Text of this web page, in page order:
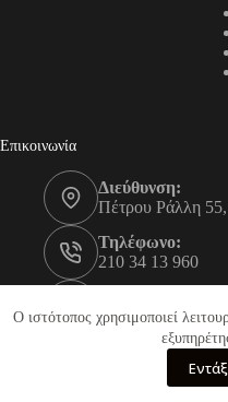
Ο ιστότοπος χρησιμοποιεί
Επικοινωνία
Διεύθυνση:
Πέτρου Ράλλη
Τηλέφωνο:
210 34 13 960
210 34 13 961
info@equipnow.gr